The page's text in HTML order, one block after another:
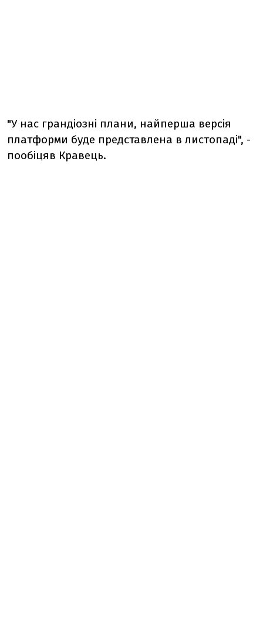
"У нас грандіозні плани, найперша версія
платформи буде представлена ​​в листопаді", -
пообіцяв Кравець.